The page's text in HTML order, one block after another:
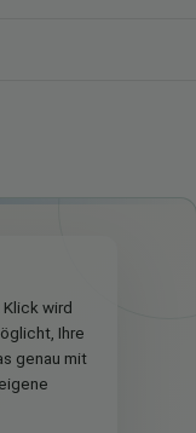
wird
Ihre
genau mit